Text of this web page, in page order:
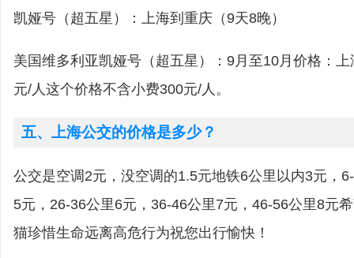
凯娅号（超五星）：上海到重庆（9天8晚）
美国维多利亚凯娅号（超五星）：9月至10月价格：
元/人这个价格不含小费300元/人。
五、上海公交的价格是多少？
公交是空调2元，没空调的1.5元地铁6公里以内3元，
5元，26-36公里6元，36-46公里7元，46-56公里8元
猫珍惜生命远离高危行为祝您出行愉快！